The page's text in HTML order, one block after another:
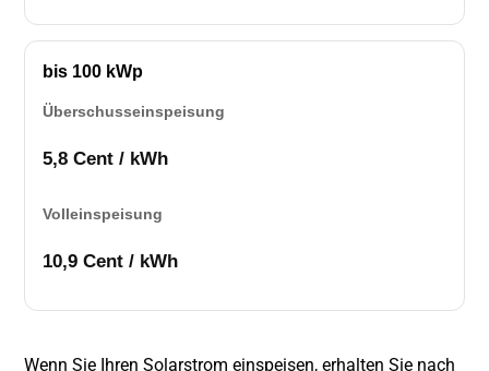
bis 100 kWp
Überschusseinspeisung
5,8 Cent / kWh
Volleinspeisung
10,9 Cent / kWh
Wenn Sie Ihren Solarstrom einspeisen, erhalten Sie nach